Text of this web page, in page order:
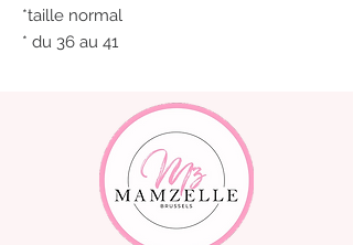
*taille normal
* du 36 au 41